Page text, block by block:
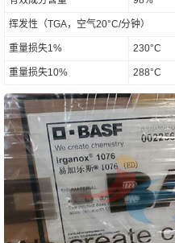
挥发性（TGA，空气20°C/分钟）
重量损失1% 230°C
重量损失10% 288°C